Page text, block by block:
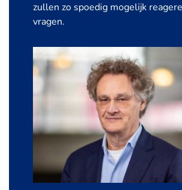
zullen zo spoedig mogelijk
vragen.